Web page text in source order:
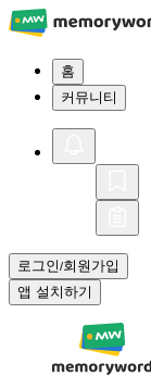
홈
커뮤니티
로그인/회원가입
앱 설치하기